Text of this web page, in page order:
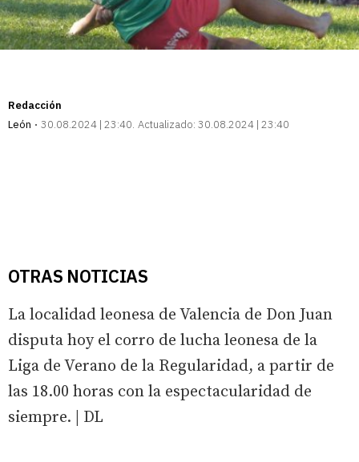
Redacción
León
30.08.2024 | 23:40 Actualizado: 30.08.2024 | 23:40
OTRAS NOTICIAS
La localidad leonesa de Valencia de Don Juan
disputa hoy el corro de lucha leonesa de la
Liga de Verano de la Regularidad, a partir de
las 18.00 horas con la espectacularidad de
siempre.
| DL